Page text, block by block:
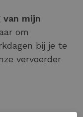
van mijn
om
bij je te
vervoerder